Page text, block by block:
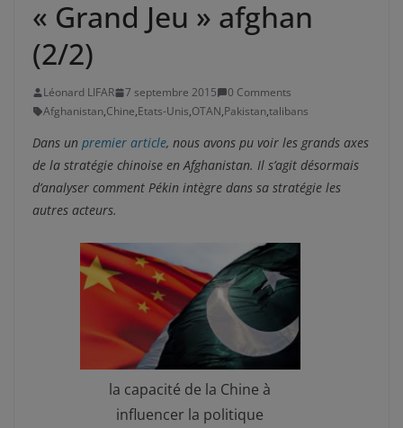
« Grand Jeu » afghan
(2/2)
Léonard LIFAR 7 septembre 2015
0 Comments
Afghanistan,Chine,Etats-Unis,OTAN,Pakistan,talibans
Dans un premier article, nous avons pu voir les grands axes
de la stratégie chinoise en Afghanistan. Il s’agit désormais
d’analyser comment Pékin intègre dans sa stratégie les
autres acteurs.
la capacité de la Chine à
influencer la politique